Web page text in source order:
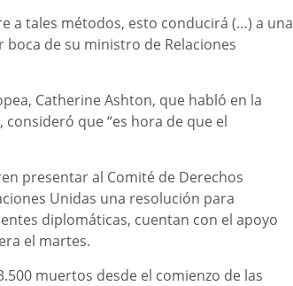
a tales métodos, esto conducirá (…) a una
de su ministro de Relaciones
Catherine Ashton, que habló en la
que “es hora de que el
presentar al Comité de Derechos
Unidas una resolución para
diplomáticas, cuentan con el apoyo
el martes.
muertos desde el comienzo de las